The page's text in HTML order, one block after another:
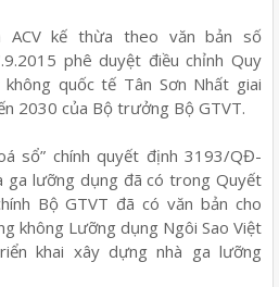
kế thừa theo văn bản số
phê duyệt điều chỉnh Quy
quốc tế Tân Sơn Nhất giai
2030 của Bộ trưởng Bộ GTVT.
sổ” chính quyết định 3193/QĐ-
ga lưỡng dụng đã có trong Quyết
Bộ GTVT đã có văn bản cho
không Lưỡng dụng Ngôi Sao Việt
khai xây dựng nhà ga lưỡng